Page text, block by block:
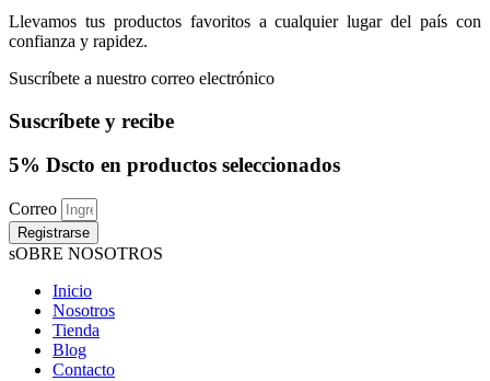
Llevamos tus productos favoritos a cualquier lugar del país con
confianza y rapidez.
Suscríbete a nuestro correo electrónico
Suscríbete y recibe
5% Dscto en productos seleccionados
Correo
Registrarse
sOBRE NOSOTROS
Inicio
Nosotros
Tienda
Blog
Contacto